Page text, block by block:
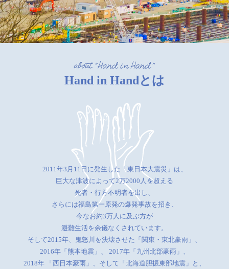
Hand in Handとは
2011年3月11日に発生した「東日本大震災」は、
巨大な津波によって2万2000人を超える
死者・行方不明者を出し、
さらには福島第一原発の爆発事故を招き、
今なお約3万人に及ぶ方が
避難生活を余儀なくされています。
そして2015年、鬼怒川を決壊させた「関東・東北豪雨」、
2016年「熊本地震」、
2017年「九州北部豪雨」、
2018年 「西日本豪雨」、そして「北海道胆振東部地震」と、